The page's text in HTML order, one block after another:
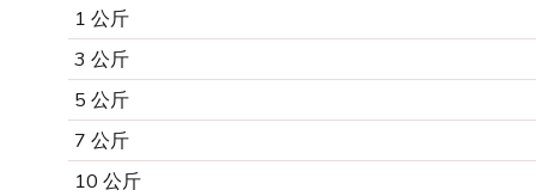
1 公斤
3 公斤
5 公斤
7 公斤
10 公斤